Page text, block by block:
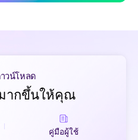
วน์โหลด
ากขึ้นให้คุณ
คู่มือผู้ใช้